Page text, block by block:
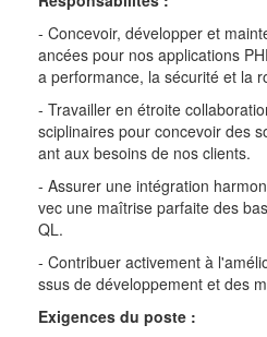
- Concevoir, développer et
ancées pour nos applications
a performance, la sécurité et la
- Travailler en étroite
sciplinaires pour concevoir des
ant aux besoins de nos clients.
- Assurer une intégration
vec une maîtrise parfaite des
QL.
- Contribuer activement à
ssus de développement et des
Exigences du poste :